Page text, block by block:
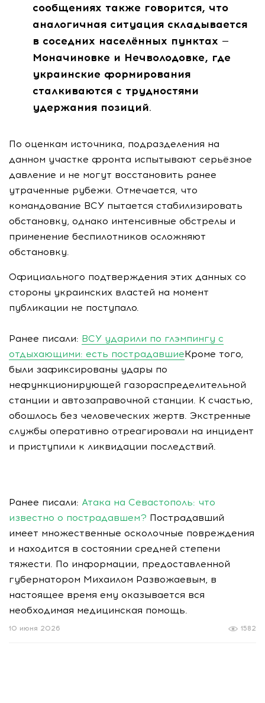
сообщениях также говорится, что
аналогичная ситуация складывается
в соседних населённых пунктах —
Моначиновке и Нечволодовке, где
украинские формирования
сталкиваются с трудностями
удержания позиций.
По оценкам источника, подразделения на
данном участке фронта испытывают серьёзное
давление и не могут восстановить ранее
утраченные рубежи. Отмечается, что
командование ВСУ пытается стабилизировать
обстановку, однако интенсивные обстрелы и
применение беспилотников осложняют
обстановку.
Официального подтверждения этих данных со
стороны украинских властей на момент
публикации не поступало.
Ранее писали: ВСУ ударили по глэмпингу с
отдыхающими: есть пострадавшиеКроме того,
были зафиксированы удары по
нефункционирующей газораспределительной
станции и автозаправочной станции. К счастью,
обошлось без человеческих жертв. Экстренные
службы оперативно отреагировали на инцидент
и приступили к ликвидации последствий.
Ранее писали: Атака на Севастополь: что
известно о пострадавшем? Пострадавший
имеет множественные осколочные повреждения
и находится в состоянии средней степени
тяжести. По информации, предоставленной
губернатором Михаилом Развожаевым, в
настоящее время ему оказывается вся
необходимая медицинская помощь.
1582
10 июня 2026